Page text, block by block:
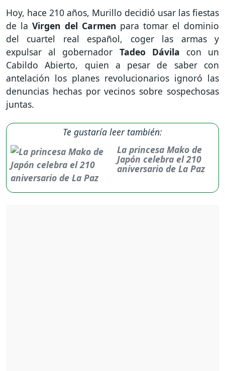
Hoy, hace 210 años, Murillo decidió usar las fiestas
de la Virgen del Carmen para tomar el dominio
del cuartel real español, coger las armas y
expulsar al gobernador Tadeo Dávila con un
Cabildo Abierto, quien a pesar de saber con
antelación los planes revolucionarios ignoró las
denuncias hechas por vecinos sobre sospechosas
juntas.
Te gustaría leer también:
La princesa Mako de
Japón celebra el 210
aniversario de La Paz